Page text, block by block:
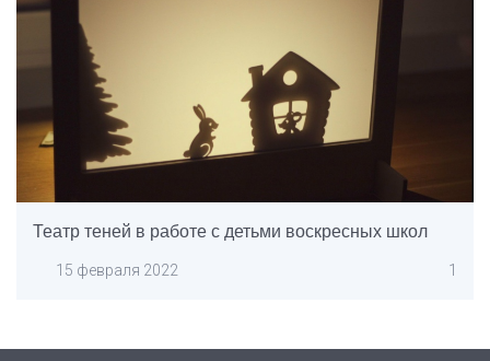
Театр теней в работе с детьми воскресных школ
15 февраля 2022 1